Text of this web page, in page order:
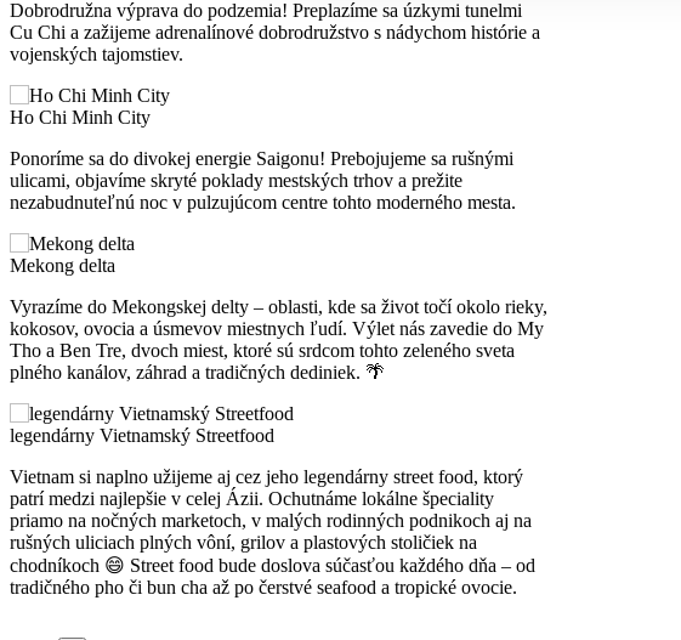
Dobrodružna výprava do podzemia! Preplazíme sa úzkymi tunelmi
Cu Chi a zažijeme adrenalínové dobrodružstvo s nádychom histórie a
vojenských tajomstiev.
Ho Chi Minh City
Ponoríme sa do divokej energie Saigonu! Prebojujeme sa rušnými
ulicami, objavíme skryté poklady mestských trhov a prežite
nezabudnuteľnú noc v pulzujúcom centre tohto moderného mesta.
Mekong delta
Vyrazíme do Mekongskej delty – oblasti, kde sa život točí okolo rieky,
kokosov, ovocia a úsmevov miestnych ľudí. Výlet nás zavedie do My
Tho a Ben Tre, dvoch miest, ktoré sú srdcom tohto zeleného sveta
plného kanálov, záhrad a tradičných dediniek. 🌴
legendárny Vietnamský Streetfood
Vietnam si naplno užijeme aj cez jeho legendárny street food, ktorý
patrí medzi najlepšie v celej Ázii. Ochutnáme lokálne špeciality
priamo na nočných marketoch, v malých rodinných podnikoch aj na
rušných uliciach plných vôní, grilov a plastových stoličiek na
chodníkoch 😄 Street food bude doslova súčasťou každého dňa – od
tradičného pho či bun cha až po čerstvé seafood a tropické ovocie.